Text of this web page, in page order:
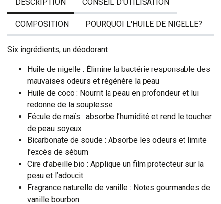
DESCRIPTION CONSEIL D’UTILISATION
COMPOSITION POURQUOI L'HUILE DE NIGELLE?
Six ingrédients, un déodorant
Huile de nigelle : Élimine la bactérie responsable des
mauvaises odeurs et régénère la peau
Huile de coco : Nourrit la peau en profondeur et lui
redonne de la souplesse
Fécule de maïs : absorbe l’humidité et rend le toucher
de peau soyeux
Bicarbonate de soude : Absorbe les odeurs et limite
l’excès de sébum
Cire d’abeille bio : Applique un film protecteur sur la
peau et l’adoucit
Fragrance naturelle de vanille : Notes gourmandes de
vanille bourbon